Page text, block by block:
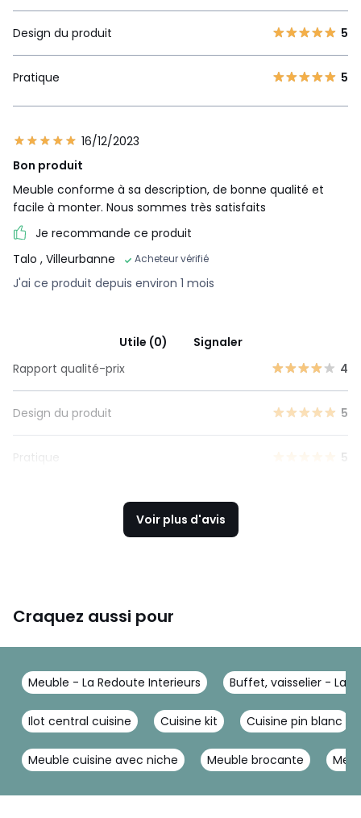
Design du produit 5
Pratique 5
16/12/2023
Bon produit
Meuble conforme à sa description, de bonne qualité et
facile à monter. Nous sommes très satisfaits
Je recommande ce produit
Talo , Villeurbanne Acheteur vérifié
J'ai ce produit depuis environ 1 mois
Utile (0)
Signaler
Rapport qualité-prix
4
Design du produit 5
Pratique 5
Voir plus d'avis
Craquez aussi pour
Meuble - La Redoute Interieurs Buffet, vaisselier - La
Ilot central cuisine Cuisine kit Cuisine pin blanc
Meuble cuisine avec niche Meuble brocante